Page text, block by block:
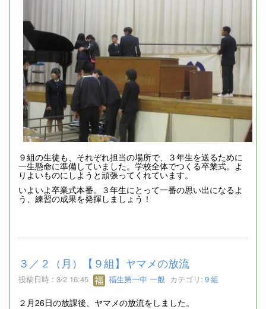
９組の生徒も、それぞれ担当の場所で、３年生を送るために
一生懸命に準備していました。学校全体でつくる卒業式。よ
りよいものにしようと頑張ってくれています。
いよいよ卒業式本番。３年生にとって一番の思い出になるよ
う、練習の成果を発揮しましょう！
３／２（月）【９組】ヤマメの放流
投稿日時 : 3/2 16:45 福生第一中 一般 カテゴリ: ９組
２月26日の放課後、ヤマメの放流をしました。